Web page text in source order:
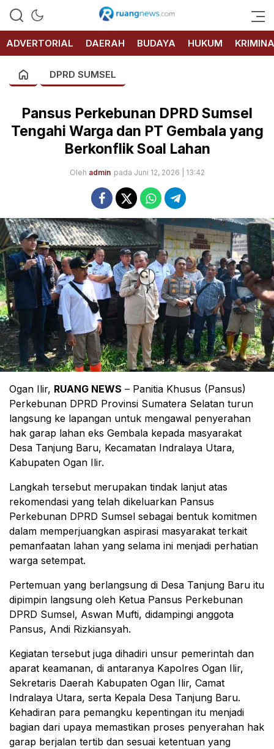
RUANG
NEWS
ADVERTORIAL
DAERAH BUDAYA HUKUM
DPRD SUMSEL
Pansus Perkebunan DPRD Sumsel
Tengahi Warga dan PT Gembala yang
Berkonflik Soal Lahan
Oleh admin pada Juni 12, 2026 | 13:42
Ogan Ilir, RUANG NEWS – Panitia Khusus (Pansus)
Perkebunan DPRD Provinsi Sumatera Selatan turun
langsung ke lapangan untuk mengawal penyerahan
hak garap lahan eks Gembala kepada masyarakat
Desa Tanjung Baru, Kecamatan Indralaya Utara,
Kabupaten Ogan Ilir.
Langkah tersebut merupakan tindak lanjut atas
rekomendasi yang telah dikeluarkan Pansus
Perkebunan DPRD Sumsel sebagai bentuk komitmen
dalam memperjuangkan aspirasi masyarakat terkait
pemanfaatan lahan yang selama ini menjadi perhatian
warga setempat.
Pertemuan yang berlangsung di Desa Tanjung Baru itu
dipimpin langsung oleh Ketua Pansus Perkebunan
DPRD Sumsel, Aswan Mufti, didampingi anggota
Pansus, Andi Rizkiansyah.
Kegiatan tersebut juga dihadiri unsur pemerintah dan
aparat keamanan, di antaranya Kapolres Ogan Ilir,
Sekretaris Daerah Kabupaten Ogan Ilir, Camat
Indralaya Utara, serta Kepala Desa Tanjung Baru.
Kehadiran para pemangku kepentingan itu menjadi
bagian dari upaya memastikan proses penyerahan hak
garap berjalan tertib dan sesuai ketentuan yang